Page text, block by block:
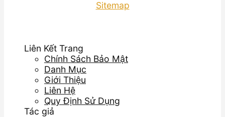
Sitemap
Liên Kết Trang
Chính Sách Bảo Mật
Danh Mục
Giới Thiệu
Liên Hệ
Quy Định Sử Dụng
Tác giả